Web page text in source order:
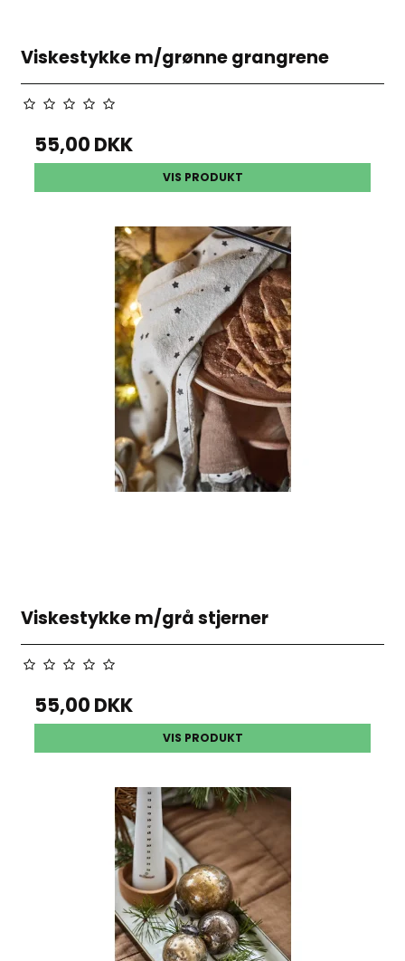
Viskestykke m/grønne grangrene
55,00 DKK
VIS PRODUKT
Viskestykke m/grå stjerner
55,00 DKK
VIS PRODUKT